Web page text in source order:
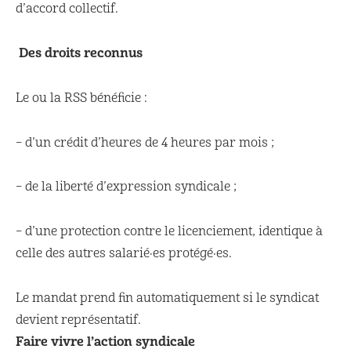
d’accord collectif.
Des droits reconnus
Le ou la RSS bénéficie :
– d’un crédit d’heures de 4 heures par mois ;
– de la liberté d’expression syndicale ;
– d’une protection contre le licenciement, identique à
celle des autres salarié·es protégé·es.
Le mandat prend fin automatiquement si le syndicat
devient représentatif.
Faire vivre l’action syndicale